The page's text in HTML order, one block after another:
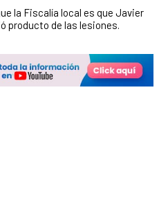
la Fiscalía local es que Javier
producto de las lesiones.